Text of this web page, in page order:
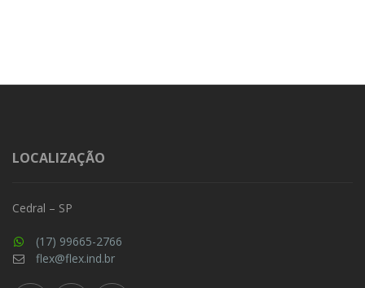
LOCALIZAÇÃO
Cedral – SP
(17) 99665-2766
flex@flex.ind.br